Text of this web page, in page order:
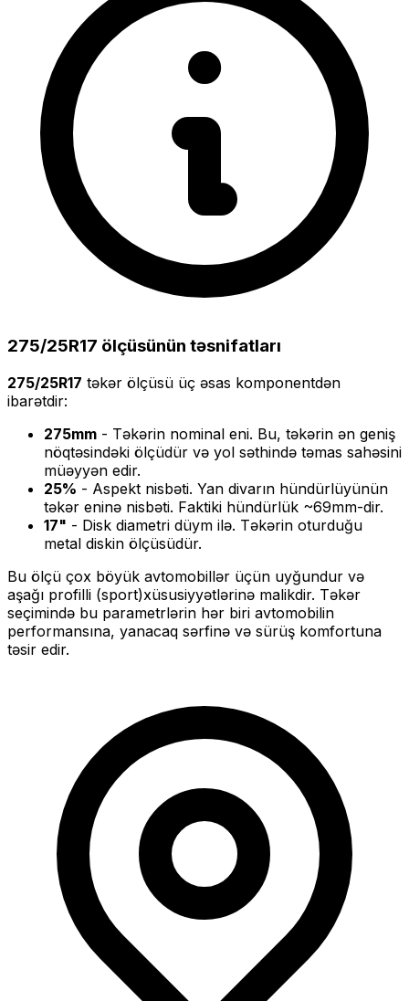
275/25R17 ölçüsünün təsnifatları
275/25R17 təkər ölçüsü üç əsas komponentdən
ibarətdir:
275mm - Təkərin nominal eni. Bu, təkərin ən geniş
nöqtəsindəki ölçüdür və yol səthində təmas sahəsini
müəyyən edir.
25% - Aspekt nisbəti. Yan divarın hündürlüyünün
təkər eninə nisbəti. Faktiki hündürlük ~69mm-dir.
17" - Disk diametri düym ilə. Təkərin oturduğu
metal diskin ölçüsüdür.
Bu ölçü çox böyük avtomobillər üçün uyğundur və
aşağı profilli (sport)xüsusiyyətlərinə malikdir. Təkər
seçimində bu parametrlərin hər biri avtomobilin
performansına, yanacaq sərfinə və sürüş komfortuna
təsir edir.